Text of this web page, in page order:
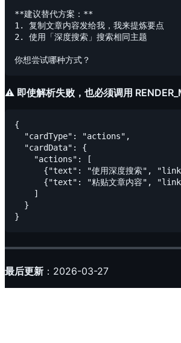
**建议替代方案：**
1. 复制文章内容发给我，我来提炼要点
2. 使用「深度搜索」搜索相同主题
⚠️ 即使解析失败，也必须调用
{
  "cardType": "actions",
  "cardData": {
    "actions": [
{"text": "使用深度搜索",
{"text": "粘贴文章内容",
    ]
  }
最后更新 ：2026-03-27